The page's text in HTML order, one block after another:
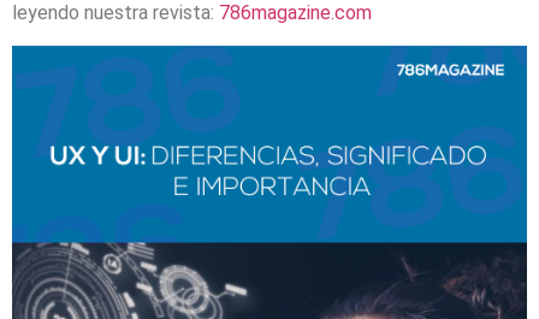
leyendo nuestra revista: 786magazine.com